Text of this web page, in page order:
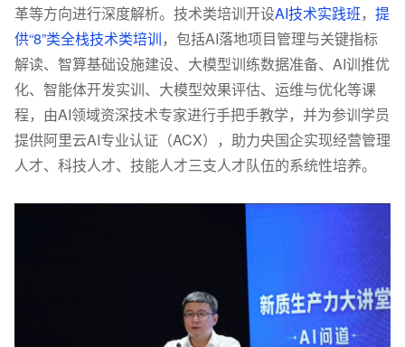
革等方向进行深度解析。技术类培训开设AI技术实践班， 提
供“8”类全栈技术类培训，包括AI落地项目管理与关键指标
解读、智算基础设施建设、大模型训练数据准备、AI训推优
化、智能体开发实训、大模型效果评估、运维与优化等课
程，由AI领域资深技术专家进行手把手教学，并为参训学员
提供阿里云AI专业认证（ACX），助力央国企实现经营管理
人才、科技人才、技能人才三支人才队伍的系统性培养。